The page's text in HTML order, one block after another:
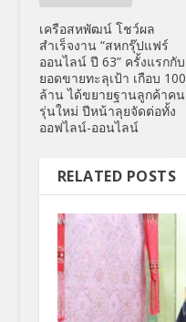
เครือสหพัฒน์ โชว์ผล
สำเร็จงาน “สหกรุ๊ปแฟร์
ออนไลน์ ปี 63” ครั้งแรกกับ
ยอดขายทะลุเป้า เกือบ 100
ล้าน ได้ขยายฐานลูกค้าคน
รุ่นใหม่ ปีหน้าลุยจัดต่อทั้ง
ออฟไลน์-ออนไลน์
RELATED POSTS